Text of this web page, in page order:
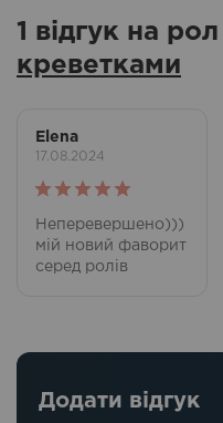
1 відгук на рол
креветками
Elena
17.08.2024
Оцінено в
5з 5
Неперевершено)))
мій новий фаворит
серед ролів
Додати відгук